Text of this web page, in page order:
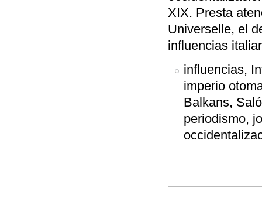
XIX. Presta
Universelle, el
influencias
influencias,
imperio
Balkans,
periodismo,